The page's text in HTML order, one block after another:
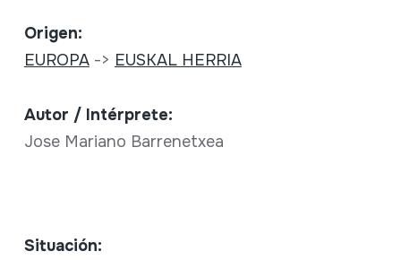
Origen:
EUROPA-> EUSKAL HERRIA
Autor / Intérprete:
Jose Mariano Barrenetxea
Situación: